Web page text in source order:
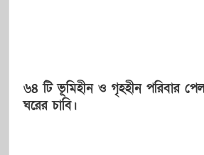
৬৪ টি ভূমিহীন ও গৃহহীন পরিবার
ঘরের চাবি।